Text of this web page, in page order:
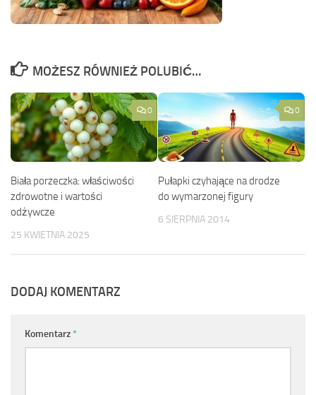
MOŻESZ RÓWNIEŻ POLUBIĆ…
0
Biała porzeczka: właściwości
zdrowotne i wartości
odżywcze
25 KWIETNIA 2025
0
Pułapki czyhające na drodze
do wymarzonej figury
6 SIERPNIA 2014
DODAJ KOMENTARZ
Komentarz*